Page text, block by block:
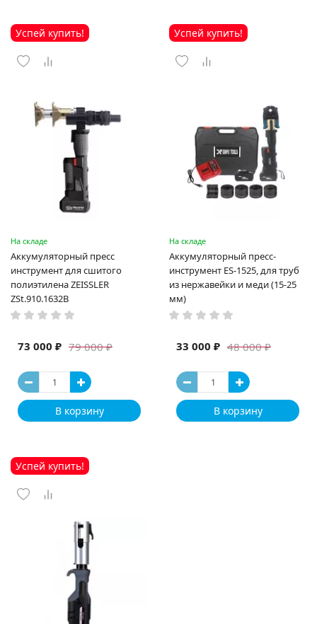
Успей купить!
На складе
Аккумуляторный пресс
инструмент для сшитого
полиэтилена ZEISSLER
ZSt.910.1632B
79 000 ₽
73 000 ₽
В корзину
Успей купить!
На складе
Аккумуляторный пресс-
инструмент ES-1525, для труб
из нержавейки и меди (15-25
мм)
48 000 ₽
33 000 ₽
В корзину
Успей купить!